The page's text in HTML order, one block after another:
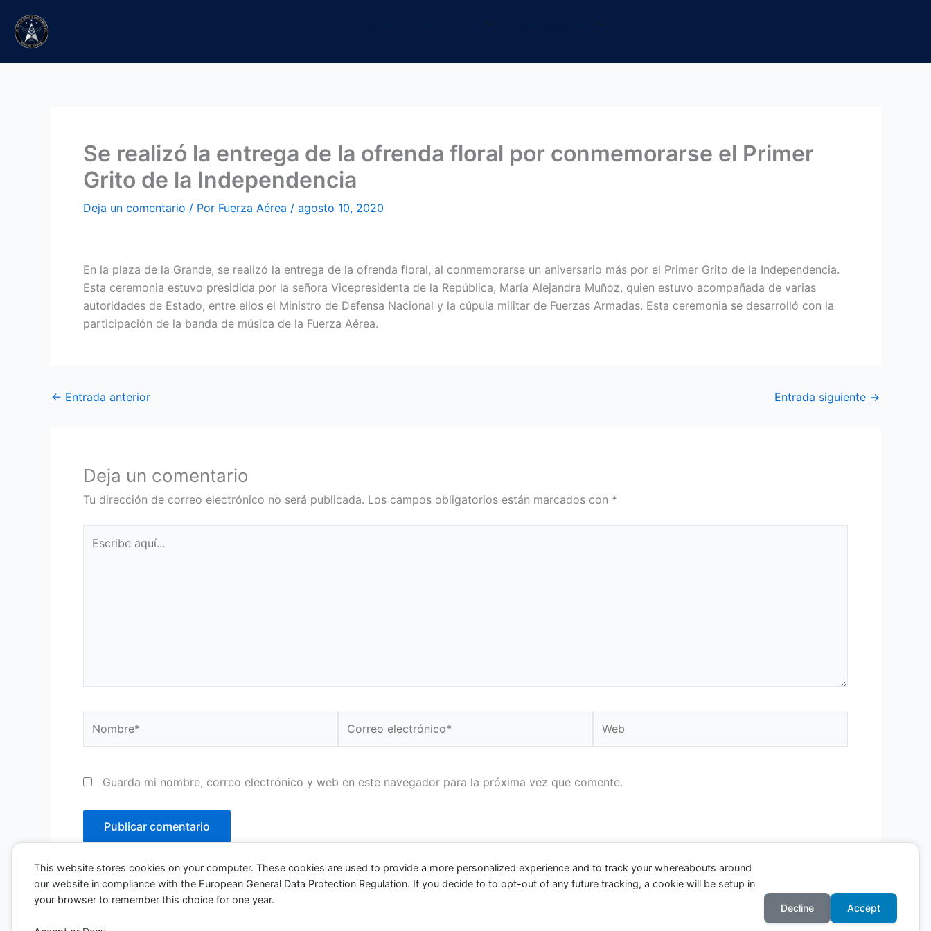
contenido
Se realizó la entrega de la ofrenda floral por conmemorarse el Primer
Grito de la Independencia
Deja un comentario / Por Fuerza Aérea / agosto 10, 2020
En la plaza de la Grande, se realizó la entrega de la ofrenda floral, al conmemorarse un aniversario más por el Primer Grito de la Independencia.
Esta ceremonia estuvo presidida por la señora Vicepresidenta de la República, María Alejandra Muñoz, quien estuvo acompañada de varias
autoridades de Estado, entre ellos el Ministro de Defensa Nacional y la cúpula militar de Fuerzas Armadas. Esta ceremonia se desarrolló con la
participación de la banda de música de la Fuerza Aérea.
← Entrada anterior Entrada siguiente →
Deja un comentario
Tu dirección de correo electrónico no será publicada. Los campos obligatorios están marcados con *
aquí...
electrónico*
Guarda mi nombre, correo electrónico y web en este navegador para la próxima vez que comente.
This website stores cookies on your computer. These cookies are used to provide a more personalized experience and to track your whereabouts around
our website in compliance with the European General Data Protection Regulation. If you decide to to opt-out of any future tracking, a cookie will be setup in
your browser to remember this choice for one year.
Decline Accept